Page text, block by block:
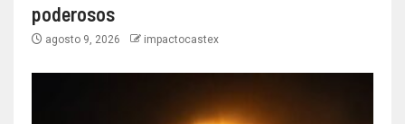
poderosos
agosto 9, 2026 impactocastex